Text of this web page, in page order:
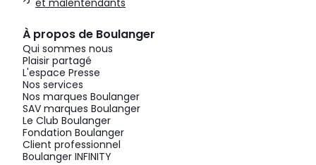
et malentendants
À propos de Boulanger
Qui sommes nous
Plaisir partagé
L'espace Presse
Nos services
Nos marques Boulanger
SAV marques Boulanger
Le Club Boulanger
Fondation Boulanger
Client professionnel
Boulanger INFINITY